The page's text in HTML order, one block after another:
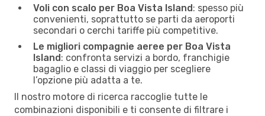
Voli con scalo per Boa Vista Island: spesso più
convenienti, soprattutto se parti da aeroporti
secondari o cerchi tariffe più competitive.
Le migliori compagnie aeree per Boa Vista
Island: confronta servizi a bordo, franchigie
bagaglio e classi di viaggio per scegliere
l’opzione più adatta a te.
Il nostro motore di ricerca raccoglie tutte le
combinazioni disponibili e ti consente di filtrare i